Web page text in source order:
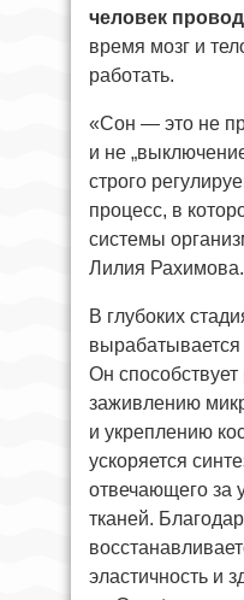
человек
время мозг и
работать.
«Сон — это не
и не
строго
процесс, в
системы
Лилия Рахимова.
В глубоких
вырабатывается
Он способствует
заживлению
и укреплению
ускоряется
отвечающего за
тканей.
эластичность и